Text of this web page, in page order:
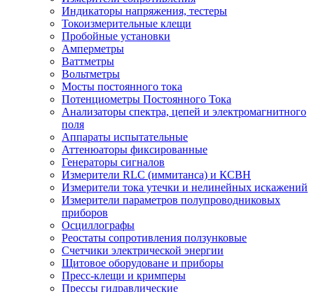
Индикаторы напряжения, тестеры
Токоизмерительные клещи
Пробойные установки
Амперметры
Ваттметры
Вольтметры
Мосты постоянного тока
Потенциометры Постоянного Тока
Анализаторы спектра, цепей и электромагнитного
поля
Аппараты испытательные
Аттенюаторы фиксированные
Генераторы сигналов
Измерители RLC (иммитанса) и КСВН
Измерители тока утечки и нелинейных искажений
Измерители параметров полупроводниковых
приборов
Осциллографы
Реостаты сопротивления ползунковые
Счетчики электрической энергии
Щитовое оборудоване и приборы
Пресс-клещи и кримперы
Прессы гидравлические